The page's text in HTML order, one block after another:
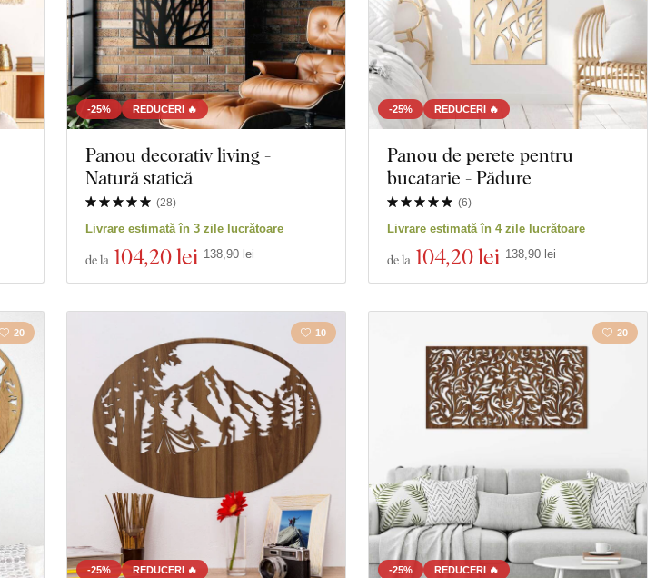
-25% REDUCERI 🔥
Panou decorativ living -
Natură statică
(28)
Livrare estimată în 3 zile lucrătoare
de la 104,20 lei 138,90 lei
-25% REDUCERI 🔥
Panou de perete pentru
bucatarie - Pădure
(6)
Livrare estimată în 4 zile lucrătoare
de la 104,20 lei 138,90 lei
20
-25% REDUCERI 🔥
10
-25% REDUCERI 🔥
20